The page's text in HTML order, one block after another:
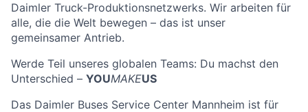
Daimler Truck-Produktionsnetzwerks. Wir arbeiten für
alle, die die Welt bewegen – das ist unser
gemeinsamer Antrieb.
Werde Teil unseres globalen Teams: Du machst den
Unterschied – YOUMAKEUS
Das Daimler Buses Service Center Mannheim ist für